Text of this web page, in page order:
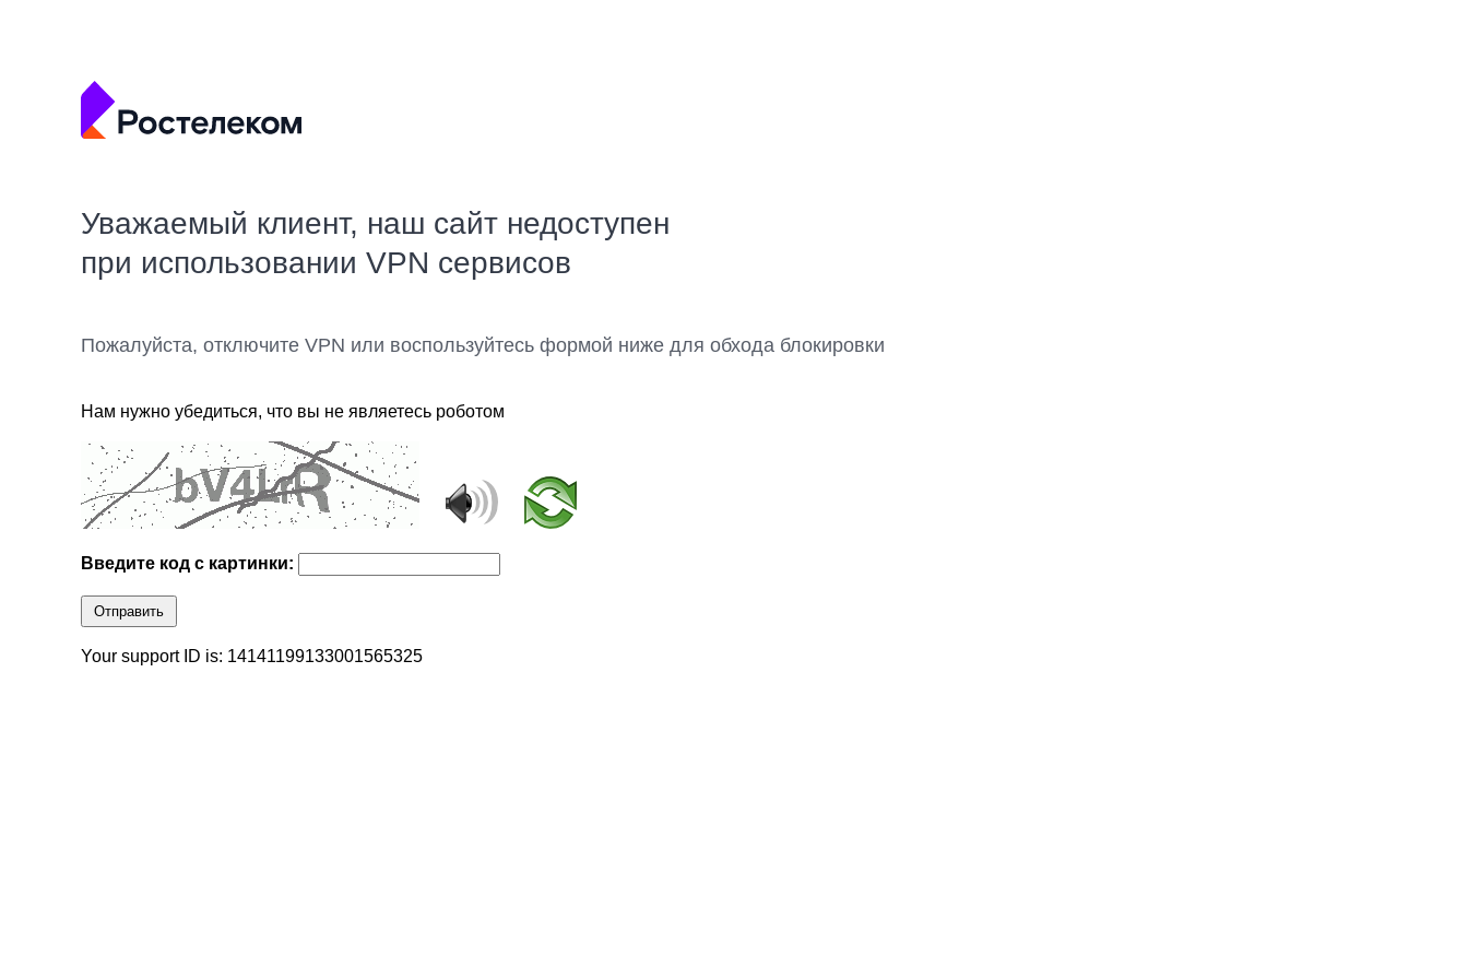
Уважаемый клиент, наш сайт недоступен
при использовании VPN сервисов
Пожалуйста, отключите VPN или воспользуйтесь формой ниже для обхода блокировки
Нам нужно убедиться, что вы не являетесь роботом
Введите код с картинки:
Отправить
Your support ID is: 14141199133001565325